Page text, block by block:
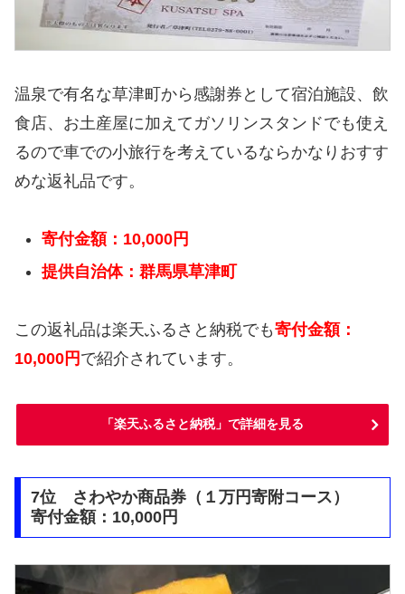
温泉で有名な草津町から感謝券として宿泊施設、飲
食店、お土産屋に加えてガソリンスタンドでも使え
るので車での小旅行を考えているならかなりおすす
めな返礼品です。
寄付金額：10,000円
提供自治体：群馬県草津町
この返礼品は楽天ふるさと納税でも寄付金額：
10,000円 で紹介されています。
「楽天ふるさと納税」で詳細を見る
7位 さわやか商品券（１万円寄附コース）
寄付金額：10,000円